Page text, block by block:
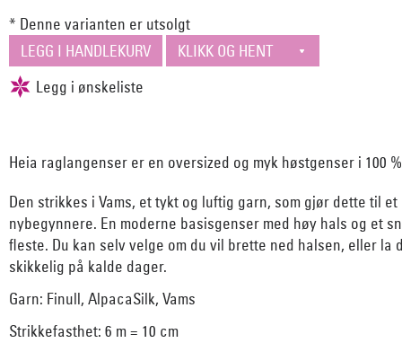
* Denne varianten er utsolgt
Heia raglangenser er en oversized og myk høstgenser i 100
Den strikkes i Vams, et tykt og luftig garn, som gjør dette til
nybegynnere. En moderne basisgenser med høy hals og et
fleste. Du kan selv velge om du vil brette ned halsen, eller la
skikkelig på kalde dager.
Garn: Finull, AlpacaSilk, Vams
Strikkefasthet: 6 m = 10 cm